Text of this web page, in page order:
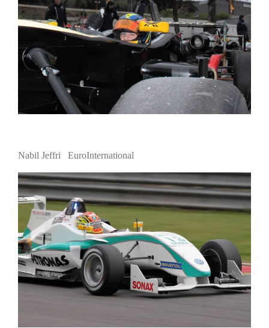
Nabil Jeffri EuroInternational